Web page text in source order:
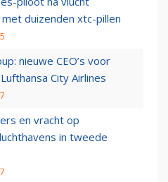
duizenden xtc-pillen
nieuwe CEO’s voor
City Airlines
en vracht op
in tweede